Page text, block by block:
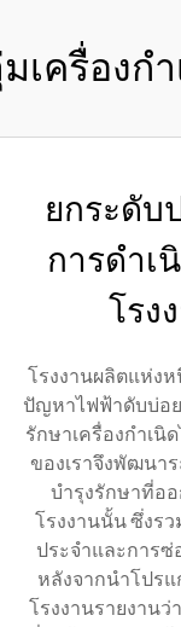
เครื่องก
ยกระดับ
การดำเ
โรง
โรงงานผลิตแห่งห
ปัญหาไฟฟ้าดับบ่อย
รักษาเครื่องกำเนิ
ของเราจึงพัฒนา
บำรุงรักษาที่อ
โรงงานนั้น ซึ่งร
ประจำและการ
หลังจากนำโปรแ
โรงงานรายงาน